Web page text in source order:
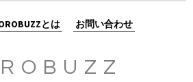
とは お問い合わせ